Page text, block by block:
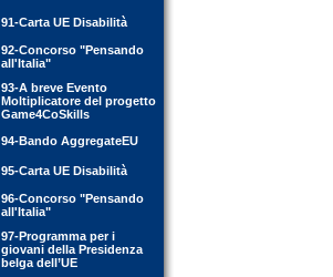
91-Carta UE Disabilità
92-Concorso "Pensando
all'Italia"
93-A breve Evento
Moltiplicatore del progetto
Game4CoSkills
94-Bando AggregateEU
95-Carta UE Disabilità
96-Concorso "Pensando
all'Italia"
97-Programma per i
giovani della Presidenza
belga dell’UE